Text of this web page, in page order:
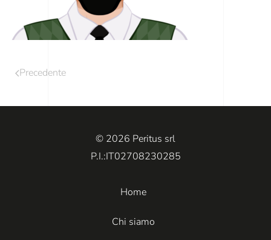
Precedente
© 2026 Peritus srl
P.I.:IT02708230285
Home
Chi siamo